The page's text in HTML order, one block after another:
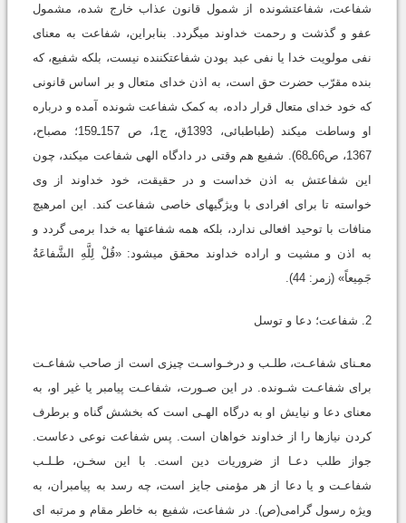
شفاعت، شفاعت‏شونده از شمول قانون عذاب خارج شده، مشمول
عفو و گذشت و رحمت خداوند می‏گردد. بنابراین، شفاعت به معنای
نفی مولویت خدا یا نفی عبد بودن شفاعت‏کننده نیست، بلکه شفیع، که
بنده مقرّب حضرت حق است، به اذن خدای متعال و بر اساس قانونی
که خود خدای متعال قرار داده، به کمک شفاعت ‏شونده آمده و درباره
او وساطت می‏کند (طباطبائى، 1393ق، ج1، ص 157ـ159؛ مصباح،
1367، ص66ـ68). شفیع هم وقتی در دادگاه الهی شفاعت می‏کند، چون
این شفاعتش به اذن خداست و در حقیقت، خود خداوند از وی
خواسته تا برای افرادی با ویژگی‏های خاصی شفاعت کند. این امرهیچ
منافات با توحید افعالی ندارد، بلکه همه شفاعت‏ها به خدا برمی گردد و
به اذن و مشیت و اراده خداوند محقق می‏شود: «قُلْ لِلَّهِ الشَّفاعَةُ
جَمِیعاً» (زمر: 44).
2. شفاعت؛ دعا و توسل
معـنای شفاعـت، طلـب و درخـواسـت چیزی است از صاحب شفاعـت
برای شفاعـت شـونده. در این صـورت، شفاعـت پیامبر یا غیر او، به
معنای دعا و نیایش او به درگاه الهـی است که بخشش گناه و برطرف
کردن نیازها را از خداوند خواهان است. پس شفاعت نوعی دعاست.
جواز طلب دعـا از ضروریات دین است. با این سخـن، طـلـب
شفاعـت و یا دعا از هر مؤمنی جایز است، چه رسد به پیامبران، به
ویژه رسول گرامی(ص). در شفاعت، شفیع به خاطر مقام و مرتبه ای